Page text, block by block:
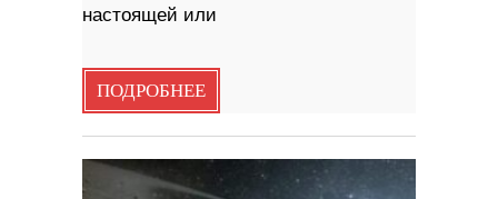
настоящей или
ПОДРОБНЕЕ